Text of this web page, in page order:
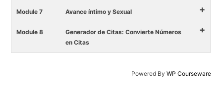
Module 7 Avance íntimo y Sexual +
Module 8
Generador de Citas: Convierte Números
en Citas
+
Powered By WP Courseware